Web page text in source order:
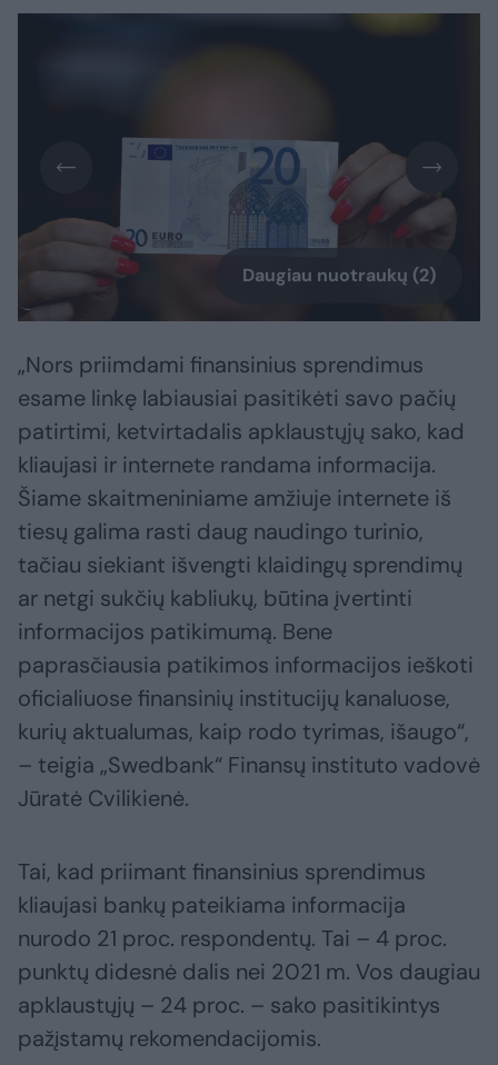
Daugiau nuotraukų (2)
„Nors priimdami finansinius sprendimus
esame linkę labiausiai pasitikėti savo pačių
patirtimi, ketvirtadalis apklaustųjų sako, kad
kliaujasi ir internete randama informacija.
Šiame skaitmeniniame amžiuje internete iš
tiesų galima rasti daug naudingo turinio,
tačiau siekiant išvengti klaidingų sprendimų
ar netgi sukčių kabliukų, būtina įvertinti
informacijos patikimumą. Bene
paprasčiausia patikimos informacijos ieškoti
oficialiuose finansinių institucijų kanaluose,
kurių aktualumas, kaip rodo tyrimas, išaugo“,
– teigia „Swedbank“ Finansų instituto vadovė
Jūratė Cvilikienė.
Tai, kad priimant finansinius sprendimus
kliaujasi bankų pateikiama informacija
nurodo 21 proc. respondentų. Tai – 4 proc.
punktų didesnė dalis nei 2021 m. Vos daugiau
apklaustųjų – 24 proc. – sako pasitikintys
pažįstamų rekomendacijomis.